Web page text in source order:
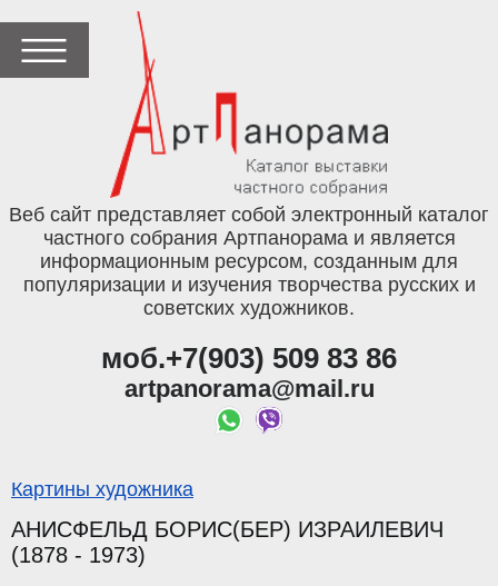
Веб сайт представляет собой электронный каталог
частного собрания Артпанорама и является
информационным ресурсом, созданным для
популяризации и изучения творчества русских и
советских художников.
моб.+7(903) 509 83 86
artpanorama@mail.ru
Картины художника
АНИСФЕЛЬД БОРИС(БЕР) ИЗРАИЛЕВИЧ
(1878 - 1973)